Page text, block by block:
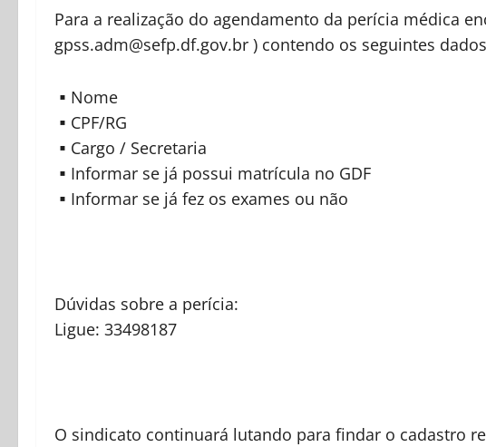
Para a realização do agendamento da perícia médica
gpss.adm@sefp.df.gov.br ) contendo os seguintes
▪Nome
▪CPF/RG
▪Cargo / Secretaria
▪Informar se já possui matrícula no GDF
▪Informar se já fez os exames ou não
Dúvidas sobre a perícia:
Ligue: 33498187
O sindicato continuará lutando para findar o cadastro